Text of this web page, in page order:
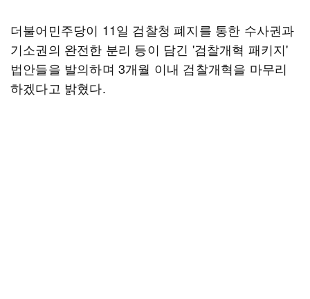
더불어민주당이 11일 검찰청 폐지를 통한 수사권과
기소권의 완전한 분리 등이 담긴 '검찰개혁 패키지'
법안들을 발의하며 3개월 이내 검찰개혁을 마무리
하겠다고 밝혔다.